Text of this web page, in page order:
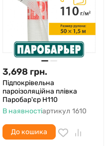
3,698 грн.
Підпокрівельна
пароізоляційна плівка
Паробар'єр Н110
В наявностіартикул 1610
До кошика